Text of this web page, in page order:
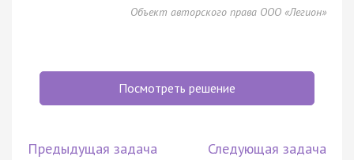
Объект авторского права ООО «Легион»
Посмотреть решение
Предыдущая задача Следующая задача